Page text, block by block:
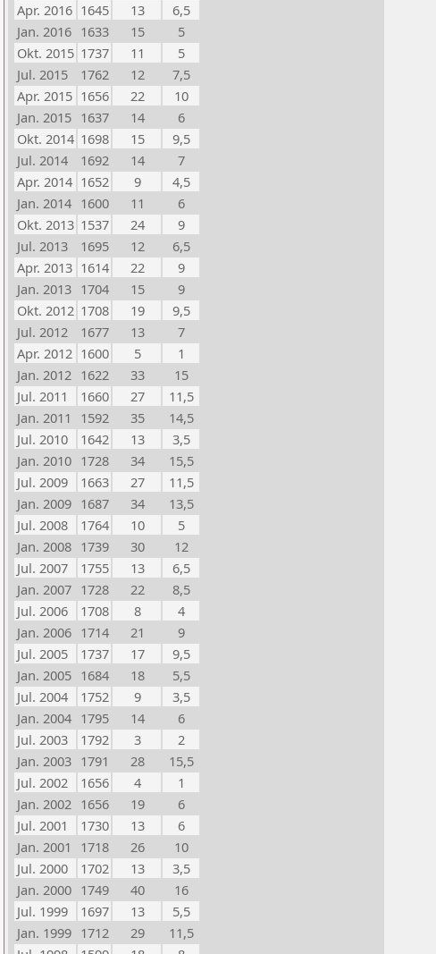
Apr. 2016 1645 13
6,5
Jan. 2016 1633 15
5
Okt. 2015 1737 11
5
Jul. 2015
1762 12
7,5
Apr. 2015 1656 22
10
Jan. 2015 1637 14
6
Okt. 2014 1698 15
9,5
Jul. 2014
1692 14
7
Apr. 2014 1652 9
4,5
Jan. 2014 1600 11
6
Okt. 2013 1537 24
9
Jul. 2013
1695 12
6,5
Apr. 2013 1614 22
9
Jan. 2013 1704 15
9
Okt. 2012 1708 19
9,5
Jul. 2012
1677 13
7
Apr. 2012 1600 5
1
Jan. 2012 1622 33
15
Jul. 2011
1660 27
11,5
Jan. 2011
1592 35
14,5
Jul. 2010
1642 13
3,5
Jan. 2010 1728 34
15,5
Jul. 2009
1663 27
11,5
Jan. 2009 1687 34
13,5
Jul. 2008
1764 10
5
Jan. 2008 1739 30
12
Jul. 2007
1755 13
6,5
Jan. 2007 1728 22
8,5
Jul. 2006
1708 8
4
Jan. 2006 1714 21
9
Jul. 2005
1737 17
9,5
Jan. 2005 1684 18
5,5
Jul. 2004
1752 9
3,5
Jan. 2004 1795 14
6
Jul. 2003
1792 3
2
Jan. 2003 1791 28
15,5
Jul. 2002
1656 4
1
Jan. 2002 1656 19
6
Jul. 2001
1730 13
6
Jan. 2001
1718 26
10
Jul. 2000
1702 13
3,5
Jan. 2000 1749 40
16
Jul. 1999
1697 13
5,5
Jan. 1999 1712 29
11,5